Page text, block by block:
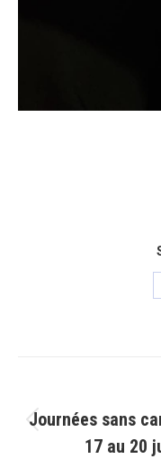
article
Journées sans
17 au 20